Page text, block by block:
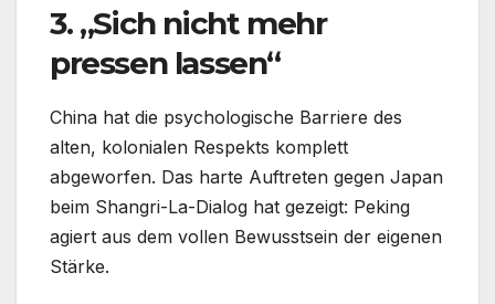
3. „Sich nicht mehr
pressen lassen“
China hat die psychologische Barriere des
alten, kolonialen Respekts komplett
abgeworfen. Das harte Auftreten gegen Japan
beim Shangri-La-Dialog hat gezeigt: Peking
agiert aus dem vollen Bewusstsein der eigenen
Stärke.